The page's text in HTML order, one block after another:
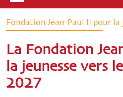
Fondation Jean-Paul II pour la
La Fondation
la jeunesse vers
2027